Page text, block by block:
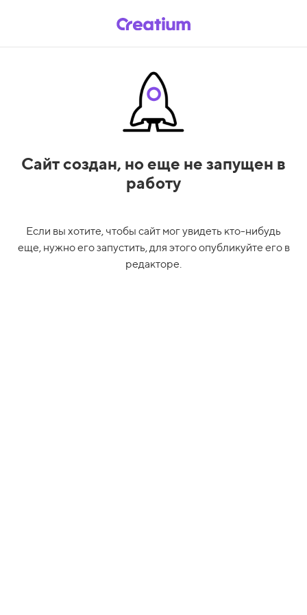
Сайт создан, но еще не запущен в
работу
Если вы хотите, чтобы сайт мог увидеть кто-нибудь
еще, нужно его запустить, для этого опубликуйте его в
редакторе.